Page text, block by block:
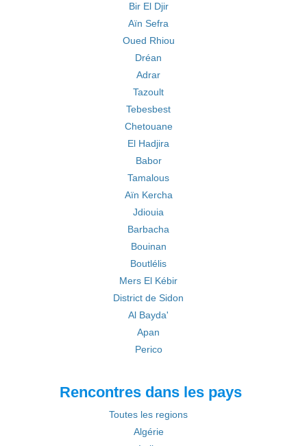
Bir El Djir
Aïn Sefra
Oued Rhiou
Dréan
Adrar
Tazoult
Tebesbest
Chetouane
El Hadjira
Babor
Tamalous
Aïn Kercha
Jdiouia
Barbacha
Bouinan
Boutlélis
Mers El Kébir
District de Sidon
Al Bayda'
Apan
Perico
Rencontres dans les pays
Toutes les regions
Algérie